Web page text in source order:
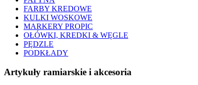
FARBY KREDOWE
KULKI WOSKOWE
MARKERY PROPIC
OŁÓWKI, KREDKI & WĘGLE
PĘDZLE
PODKŁADY
Artykuły ramiarskie i akcesoria